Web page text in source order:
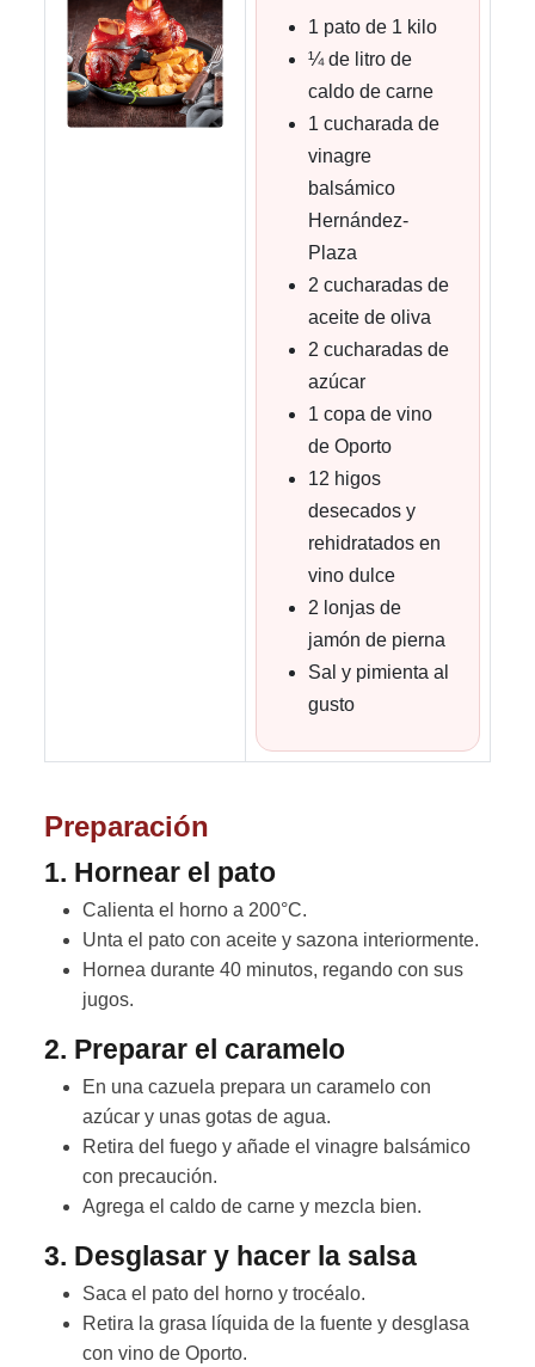
1 pato de 1 kilo
¼ de litro de
caldo de carne
1 cucharada de
vinagre
balsámico
Hernández-
Plaza
2 cucharadas de
aceite de oliva
2 cucharadas de
azúcar
1 copa de vino
de Oporto
12 higos
desecados y
rehidratados en
vino dulce
2 lonjas de
jamón de pierna
Sal y pimienta al
gusto
Preparación
1. Hornear el pato
Calienta el horno a 200°C.
Unta el pato con aceite y sazona interiormente.
Hornea durante 40 minutos, regando con sus
jugos.
2. Preparar el caramelo
En una cazuela prepara un caramelo con
azúcar y unas gotas de agua.
Retira del fuego y añade el vinagre balsámico
con precaución.
Agrega el caldo de carne y mezcla bien.
3. Desglasar y hacer la salsa
Saca el pato del horno y trocéalo.
Retira la grasa líquida de la fuente y desglasa
con vino de Oporto.